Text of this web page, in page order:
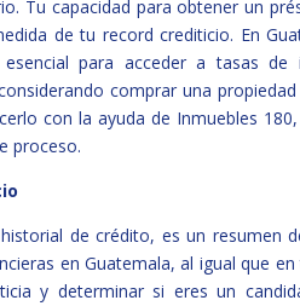
Tu capacidad para obtener un
de tu record crediticio. En
para acceder a tasas de
comprar una
con la ayuda de Inmuebles
proceso.
de crédito, es un resumen
en Guatemala, al igual que
y determinar si eres un